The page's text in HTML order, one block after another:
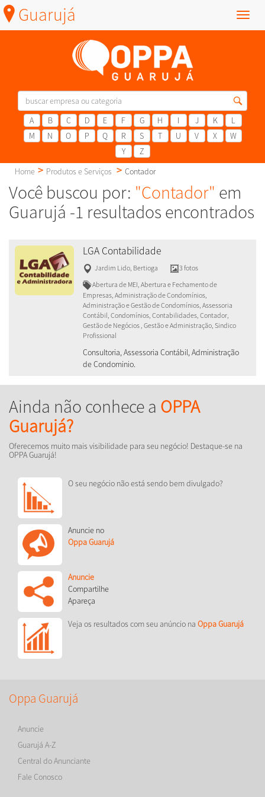
Menu
Guarujá
A B C D E F G H I J K
L
M
N O P Q R S T U V X
W
Y
Z
Home
Produtos e Serviços Contador
Você buscou por: "Contador" em
Guarujá -1 resultados encontrados
LGA Contabilidade
Jardim Lido, Bertioga
3 fotos
Abertura de MEI, Abertura e Fechamento de
Empresas, Administração de Condomínios,
Administração e Gestão de Condomínios, Assessoria
Contábil, Condomínios, Contabilidades, Contador,
Gestão de Negócios , Gestão e Administração, Sindico
Profissional
Consultoria, Assessoria Contábil, Administração
de Condominio.
Ainda não conhece a OPPA
Guarujá?
Oferecemos muito mais visibilidade para seu negócio! Destaque-se na
OPPA Guarujá!
O seu negócio não está sendo bem divulgado?
Anuncie no
Oppa Guarujá
Anuncie
Compartilhe
Apareça
Veja os resultados com seu anúncio na Oppa Guarujá
Oppa Guarujá
Anuncie
Guarujá A-Z
Central do Anunciante
Fale Conosco